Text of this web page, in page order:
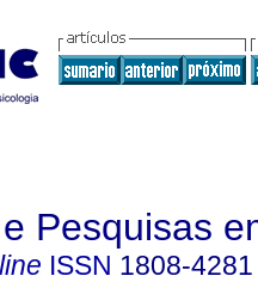
Pesquisas
ISSN 1808-4281